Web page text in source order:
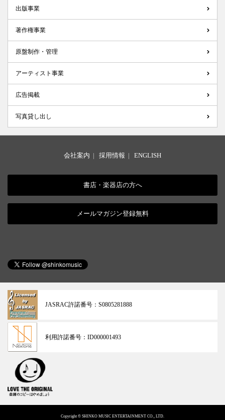
出版事業
著作権事業
原盤制作・管理
アーティスト事業
広告掲載
写真貸し出し
会社案内 | 採用情報 | ENGLISH
書店・楽器店の方へ
メールマガジン登録無料
JASRAC許諾番号： S0805281888
利用許諾番号： ID000001493
Copyright © SHINKO MUSIC ENTERTAINMENT CO., LTD.